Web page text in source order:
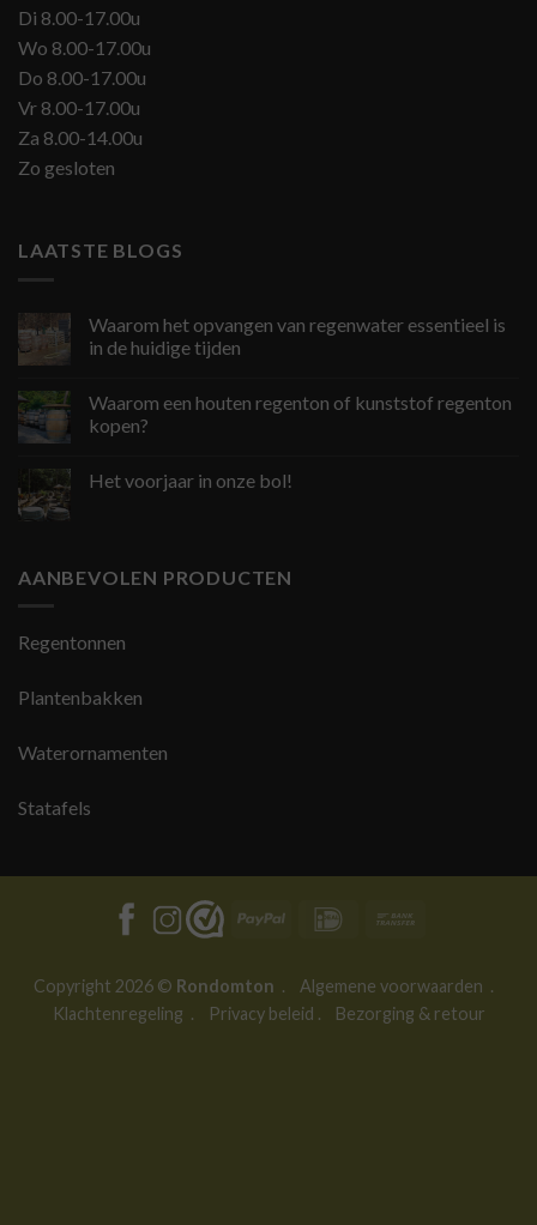
Di 8.00-17.00u
Wo 8.00-17.00u
Do 8.00-17.00u
Vr 8.00-17.00u
Za 8.00-14.00u
Zo gesloten
LAATSTE BLOGS
Waarom het opvangen van regenwater essentieel is
in de huidige tijden
Waarom een houten regenton of kunststof regenton
kopen?
Het voorjaar in onze bol!
AANBEVOLEN PRODUCTEN
Regentonnen
Plantenbakken
Waterornamenten
Statafels
PayPal IDeal
Copyright 2026 © Rondomton . Algemene voorwaarden .
Klachtenregeling . Privacy beleid . Bezorging & retour